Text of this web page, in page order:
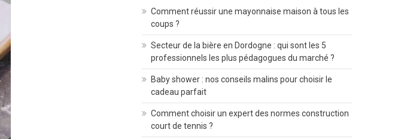
Comment réussir une mayonnaise maison à tous les
coups ?
Secteur de la bière en Dordogne : qui sont les 5
professionnels les plus pédagogues du marché ?
Baby shower : nos conseils malins pour choisir le
cadeau parfait
Comment choisir un expert des normes construction
court de tennis ?